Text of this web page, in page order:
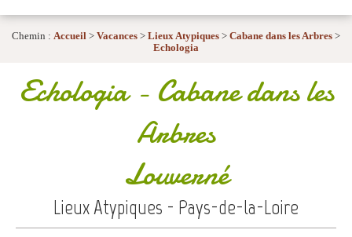
Chemin : Accueil > Vacances > Lieux Atypiques > Cabane dans les Arbres >
Echologia
Echologia- Cabane dans les
Arbres
Louverné
Lieux Atypiques - Pays-de-la-Loire